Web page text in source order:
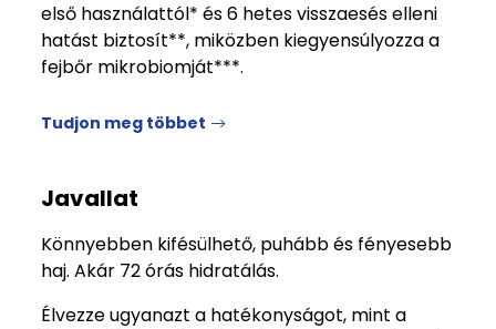
első használattól* és 6 hetes visszaesés elleni
hatást biztosít**, miközben kiegyensúlyozza a
fejbőr mikrobiomját***.
Tudjon meg többet
Javallat
Könnyebben kifésülhető, puhább és fényesebb
haj. Akár 72 órás hidratálás.
Élvezze ugyanazt a hatékonyságot, mint a